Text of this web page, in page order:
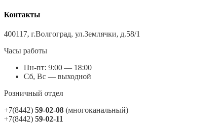
Контакты
400117, г.Волгоград, ул.Землячки, д.58/1
Часы работы
Пн-пт: 9:00 — 18:00
Сб, Вс — выходной
Розничный отдел
+7(8442) 59-02-08 (многоканальный)
+7(8442) 59-02-11